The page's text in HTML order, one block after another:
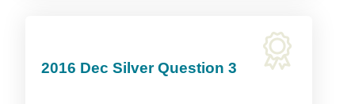
2016 Dec Silver Question 3